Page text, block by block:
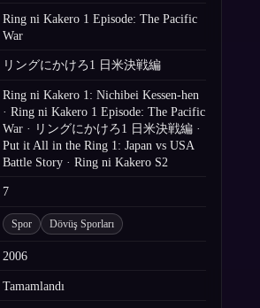
Ring ni Kakero 1 Episode: The Pacific
War
リングにかけろ1 日米決戦編
Ring ni Kakero 1: Nichibei Kessen-hen
· Ring ni Kakero 1 Episode: The Pacific
War · リングにかけろ1 日米決戦編 ·
Put it All in the Ring 1: Japan vs USA
Battle Story · Ring ni Kakero S2
7
Spor Dövüş Sporları
2006
Tamamlandı